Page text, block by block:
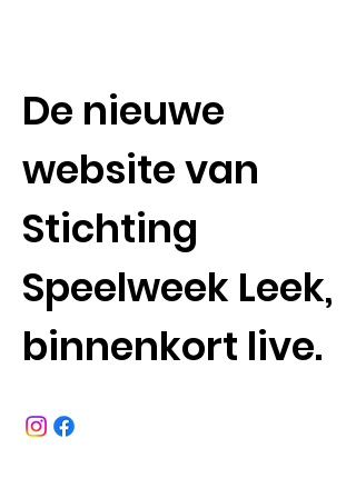
De nieuwe
website van
Stichting
Speelweek Leek,
binnenkort live.